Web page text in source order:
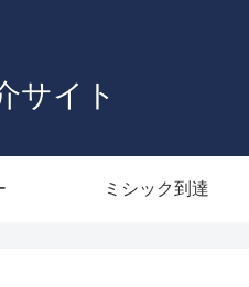
サイト
ミシック到達